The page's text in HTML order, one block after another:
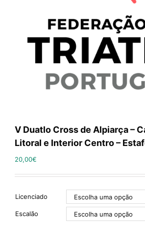
V Duatlo Cross de Alpiarça –
Litoral e Interior Centro –
20,00€
Licenciado
Escalão